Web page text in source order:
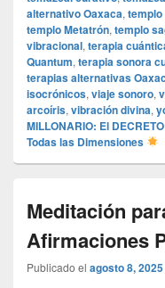
alternativo Oaxaca, templo
templo Metatrón, templo
vibracional, terapia
Quantum, terapia sonora
terapias alternativas
isocrónicos, viaje sonoro,
arcoíris, vibración divina,
MILLONARIO: El
Todas las Dimensiones
Meditación
Afirmaciones
Publicado el agosto 8, 2025